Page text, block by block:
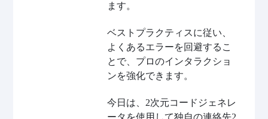
ます。
ベストプラクティスに従い、
よくあるエラーを回避するこ
とで、プロのインタラクショ
ンを強化できます。
今日は、2次元コードジェネレ